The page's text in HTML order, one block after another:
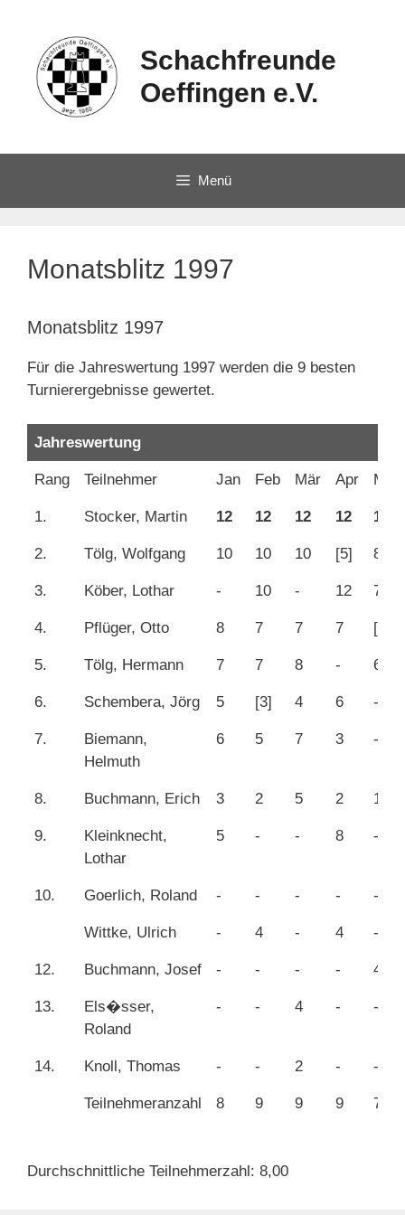
Schachfreunde
Oeffingen e.V.
Menü
Monatsblitz 1997
Monatsblitz 1997
Für die Jahreswertung 1997 werden die 9 besten
Turnierergebnisse gewertet.
Jahreswertung
Rang Teilnehmer Jan Feb Mär Apr Mai
1. Stocker, Martin 12 12 12 12 12
2. Tölg, Wolfgang 10 10 10 [5] 8
3. Köber, Lothar - 10 - 12 7
4. Pflüger, Otto 8 7 7 7 [5]
5. Tölg, Hermann 7 7 8 - 6
6. Schembera, Jörg 5 [3] 4 6 -
7.
Biemann,
Helmuth
6 5 7 3 -
8. Buchmann, Erich 3 2 5 2 10
9.
Kleinknecht,
Lothar
5 - - 8 -
10. Goerlich, Roland - - - - -
Wittke, Ulrich - 4 - 4 -
12. Buchmann, Josef - - - - 4
13.
Els�sser,
Roland
- - 4 - -
14. Knoll, Thomas - - 2 - -
Teilnehmeranzahl 8 9 9 9 7
Durchschnittliche Teilnehmerzahl: 8,00